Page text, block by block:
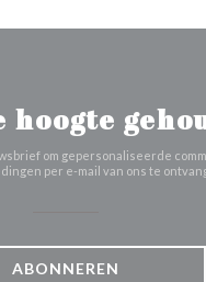
hoogte
om gepersonaliseerde
per e-mail van ons te
ABONNEREN